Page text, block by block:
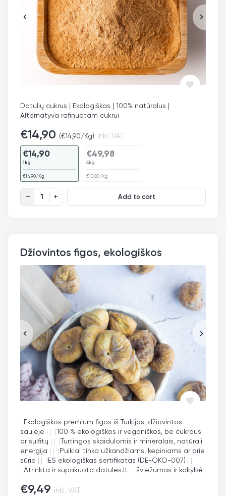
Datulių cukrus | Ekologiškas | 100% natūralus |
Alternatyva rafinuotam cukrui
€14,90 (€14,90/Kg) inkl. VAT
€14,90
1kg
€14,90/Kg
€49,98
5kg
€10,00/Kg
Datulių cukrus, ekologiškas quantityAdd to cart
Džiovintos figos, ekologiškos
|Ekologiškos premium figos iš Turkijos, džiovintos
saulėje | | |100 % ekologiškos ir veganiškos, be cukraus
ar sulfitų | | |Turtingos skaidulomis ir mineralais, natūrali
energija | | |Puikiai tinka užkandžiams, kepiniams ar prie
sūrio | | |ES ekologiškas sertifikatas (DE-ÖKO-007) | |
|Atrinkta ir supakuota datules.lt – šviežumas ir kokybė |
€9,49 inkl. VAT